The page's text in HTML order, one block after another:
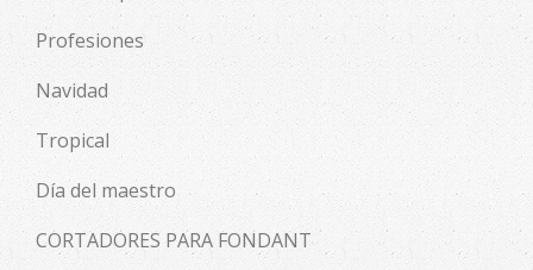
Profesiones
Navidad
Tropical
Día del maestro
CORTADORES PARA FONDANT